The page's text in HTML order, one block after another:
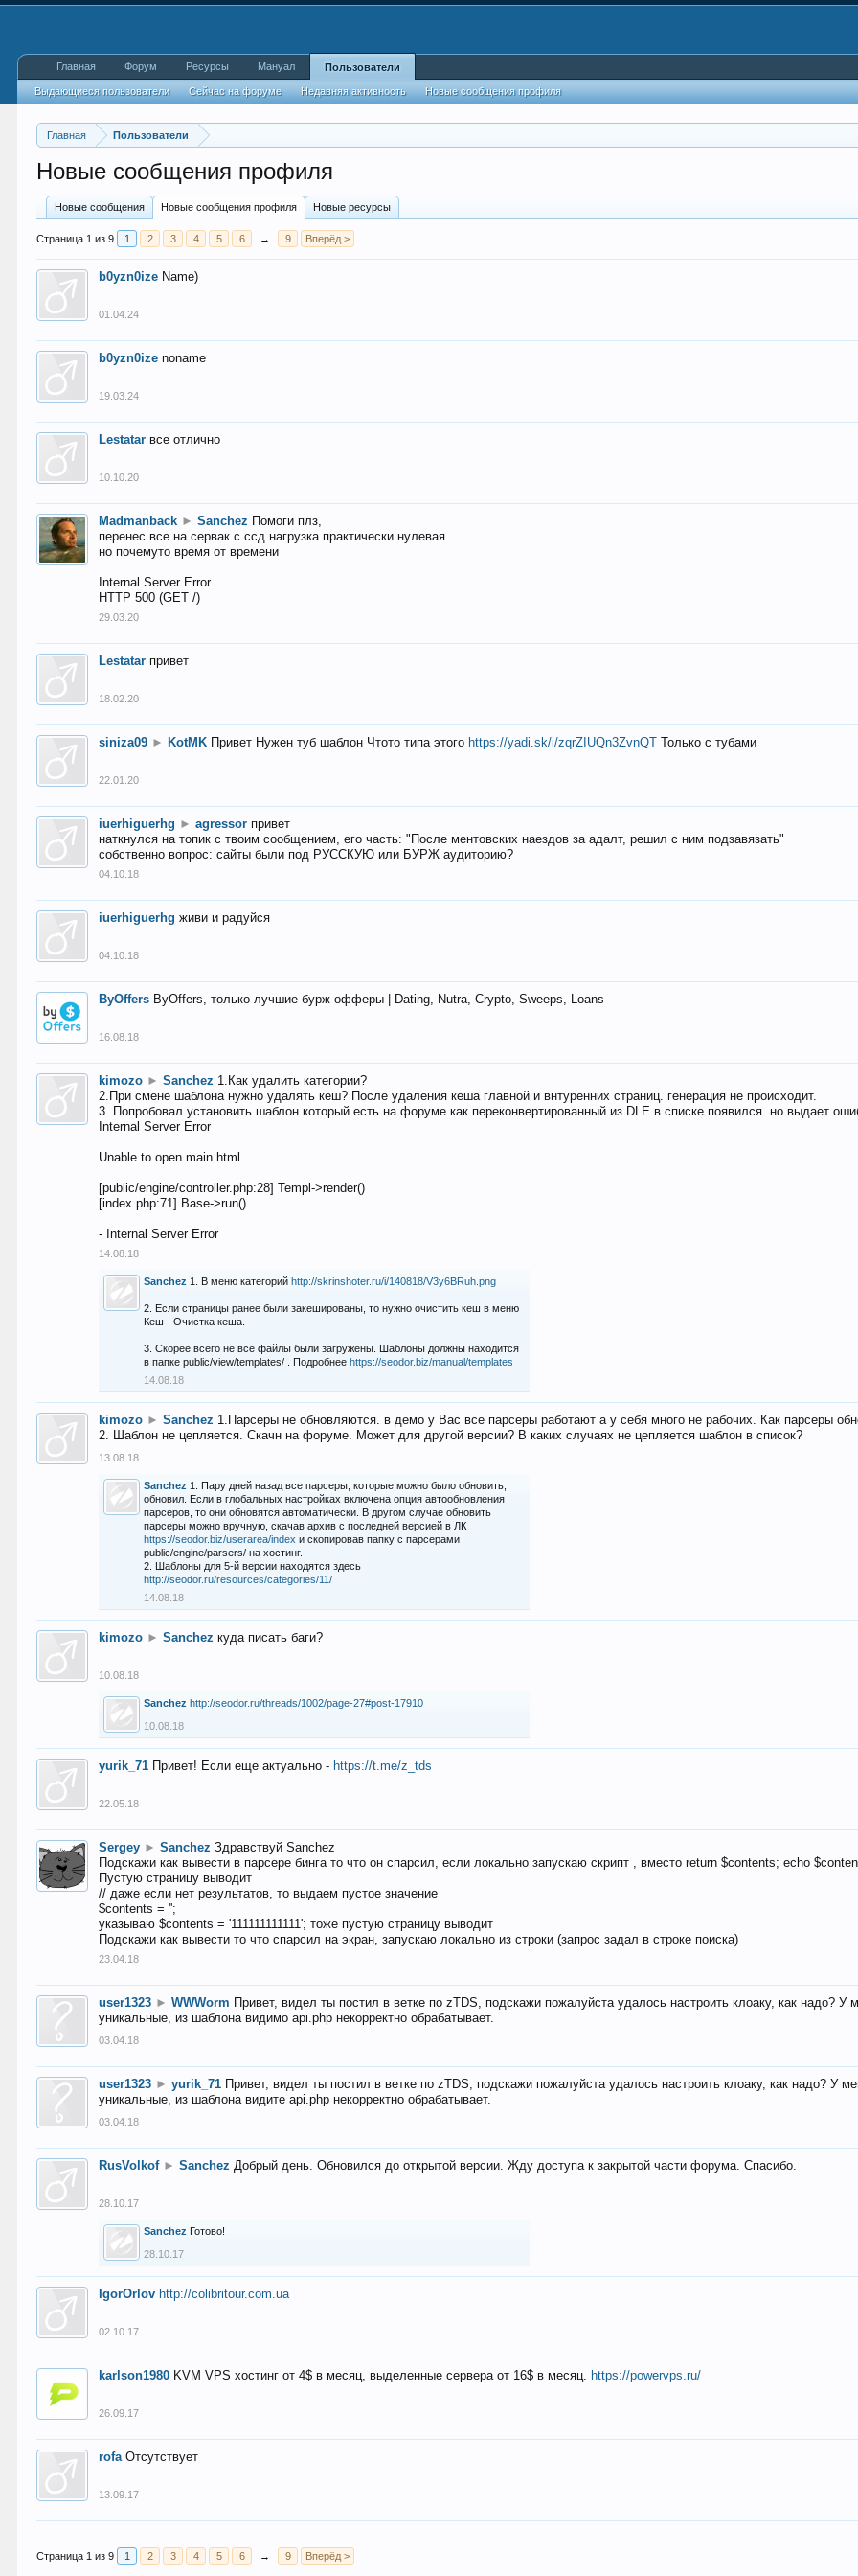
Главная Пользователи
Новые сообщения профиля
Новые сообщения Новые сообщения профиля Новые ресурсы
Страница 1 из 9 1 2 3 4 5 6 → 9 Вперёд >
b0yzn0ize Name)
01.04.24
b0yzn0ize noname
19.03.24
Lestatar все отлично
10.10.20
Madmanback ► Sanchez Помоги плз,
перенес все на сервак с ссд нагрузка практически нулевая
но почемуто время от времени
Internal Server Error
HTTP 500 (GET /)
29.03.20
Lestatar привет
18.02.20
siniza09 ► KotMK Привет Нужен туб шаблон Чтото типа этого https://yadi.sk/i/zqrZIUQn3ZvnQT Только с тубами
22.01.20
iuerhiguerhg ► agressor привет
наткнулся на топик с твоим сообщением, его часть: "После ментовских наездов за адалт, решил с ним подзавязать"
собственно вопрос: сайты были под РУССКУЮ или БУРЖ аудиторию?
04.10.18
iuerhiguerhg живи и радуйся
04.10.18
ByOffers ByOffers, только лучшие бурж офферы | Dating, Nutra, Crypto, Sweeps, Loans
16.08.18
kimozo ► Sanchez 1.Как удалить категории?
2.При смене шаблона нужно удалять кеш? После удаления кеша главной и внтуренних страниц. генерация не происходит.
3. Попробовал установить шаблон который есть на форуме как переконвертированный из DLE в списке появился. но выдает
Internal Server Error
Unable to open main.html
[public/engine/controller.php:28] Templ->render()
[index.php:71] Base->run()
- Internal Server Error
14.08.18
Sanchez 1. В меню категорийhttp://skrinshoter.ru/i/140818/V3y6BRuh.png
2. Если страницы ранее были закешированы, то нужно очистить кеш в меню
Кеш - Очистка кеша.
3. Скорее всего не все файлы были загружены. Шаблоны должны находится
в папке public/view/templates/ . Подробнееhttps://seodor.biz/manual/templates
14.08.18
kimozo ► Sanchez 1.Парсеры не обновляются. в демо у Вас все парсеры работают а у себя много не рабочих. Как парсеры
2. Шаблон не цепляется. Скачн на форуме. Может для другой версии? В каких случаях не цепляется шаблон в список?
13.08.18
Sanchez 1. Пару дней назад все парсеры, которые можно было обновить,
обновил. Если в глобальных настройках включена опция автообновления
парсеров, то они обновятся автоматически. В другом случае обновить
парсеры можно вручную, скачав архив с последней версией в ЛК
https://seodor.biz/userarea/index и скопировав папку с парсерами
public/engine/parsers/ на хостинг.
2. Шаблоны для 5-й версии находятся здесь
http://seodor.ru/resources/categories/11/
14.08.18
kimozo ► Sanchez куда писать баги?
10.08.18
Sanchez http://seodor.ru/threads/1002/page-27#post-17910
10.08.18
yurik_71 Привет! Если еще актуально - https://t.me/z_tds
22.05.18
Sergey ► Sanchez Здравствуй Sanchez
Подскажи как вывести в парсере бинга то что он спарсил, если локально запускаю скрипт , вместо return $contents; echo
Пустую страницу выводит
// даже если нет результатов, то выдаем пустое значение
$contents = '';
указываю $contents = '111111111111'; тоже пустую страницу выводит
Подскажи как вывести то что спарсил на экран, запускаю локально из строки (запрос задал в строке поиска)
23.04.18
user1323 ► WWWorm Привет, видел ты постил в ветке по zTDS, подскажи пожалуйста удалось настроить клоаку, как надо?
уникальные, из шаблона видимо api.php некорректно обрабатывает.
03.04.18
user1323 ► yurik_71 Привет, видел ты постил в ветке по zTDS, подскажи пожалуйста удалось настроить клоаку, как надо? У
уникальные, из шаблона видите api.php некорректно обрабатывает.
03.04.18
RusVolkof ► Sanchez Добрый день. Обновился до открытой версии. Жду доступа к закрытой части форума. Спасибо.
28.10.17
Sanchez Готово!
28.10.17
IgorOrlov http://colibritour.com.ua
02.10.17
karlson1980 KVM VPS хостинг от 4$ в месяц, выделенные сервера от 16$ в месяц. https://powervps.ru/
26.09.17
rofa Отсутствует
13.09.17
Страница 1 из 9 1 2 3 4 5 6 → 9 Вперёд >
Главная Форум Ресурсы Мануал Пользователи
Выдающиеся пользователи Сейчас на форуме Недавняя активность Новые сообщения профиля